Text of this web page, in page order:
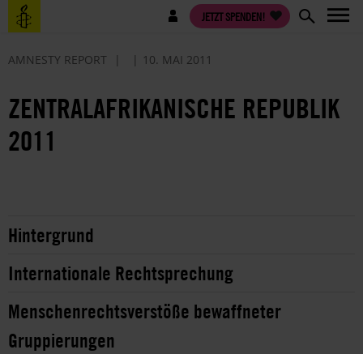
Direkt
zum
Benutzermenü JETZT SPENDEN!
AMNESTY REPORT 10. MAI 2011
ZENTRALAFRIKANISCHE REPUBLIK
2011
Hintergrund
Internationale Rechtsprechung
Menschenrechtsverstöße bewaffneter
Gruppierungen